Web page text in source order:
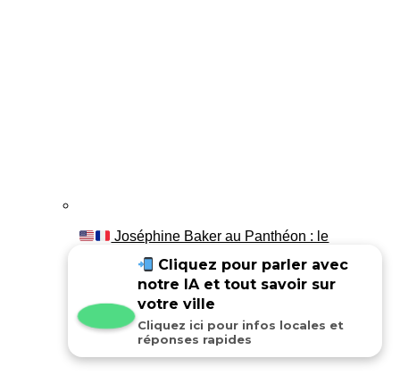
Joséphine Baker au Panthéon : le
Cliquez pour parler avec
notre IA et tout savoir sur
votre ville
Cliquez ici pour infos locales et
réponses rapides